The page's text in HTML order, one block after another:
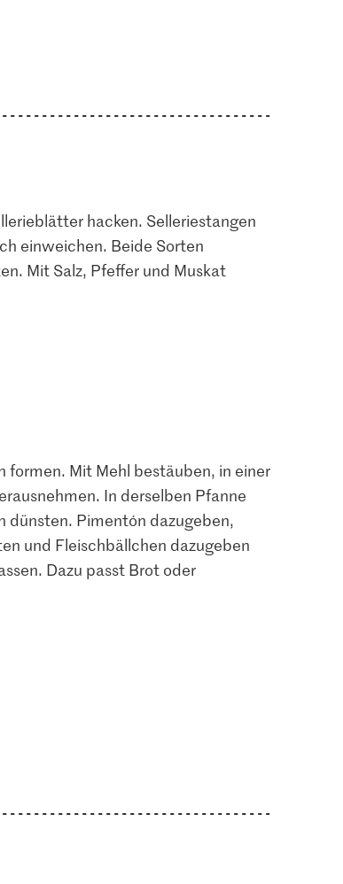
hacken. Selleriestangen
einweichen. Beide Sorten
Mit Salz, Pfeffer und Muskat
formen. Mit Mehl bestäuben, in einer
In derselben Pfanne
dünsten. Pimentón dazugeben,
und Fleischbällchen dazugeben
Dazu passt Brot oder